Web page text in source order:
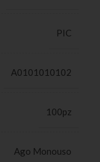
PIC
A0101010102
100pz
Ago Monouso